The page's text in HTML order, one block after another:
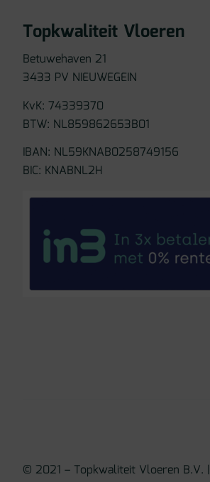
Topkwaliteit Vloeren
Betuwehaven 21
3433 PV NIEUWEGEIN
KvK: 74339370
BTW: NL859862653B01
IBAN: NL59KNAB0258749156
BIC: KNABNL2H
© 2021 – Topkwaliteit Vloeren B.V. |